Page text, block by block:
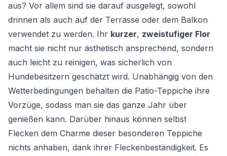
aus? Vor allem sind sie darauf ausgelegt, sowohl
drinnen als auch auf der Terrasse oder dem Balkon
verwendet zu werden. Ihr kurzer, zweistufiger Flor
macht sie nicht nur ästhetisch ansprechend, sondern
auch leicht zu reinigen, was sicherlich von
Hundebesitzern geschätzt wird. Unabhängig von den
Wetterbedingungen behalten die Patio-Teppiche ihre
Vorzüge, sodass man sie das ganze Jahr über
genießen kann. Darüber hinaus können selbst
Flecken dem Charme dieser besonderen Teppiche
nichts anhaben, dank ihrer Fleckenbeständigkeit. Es